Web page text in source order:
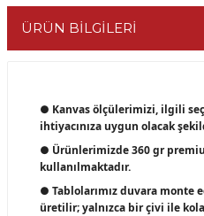
ÜRÜN BİLGİLERİ
● Kanvas ölçülerimizi, ilgili
ihtiyacınıza uygun olacak
● Ürünlerimizde 360 gr
kullanılmaktadır.
● Tablolarımız duvara monte
üretilir; yalnızca bir çivi ile